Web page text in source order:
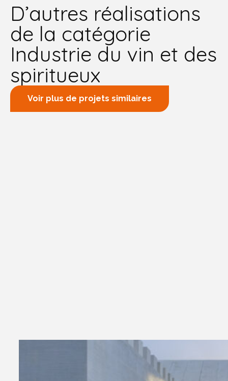
D’autres réalisations
de la catégorie
Industrie du vin et des
spiritueux
Voir plus de projets similaires